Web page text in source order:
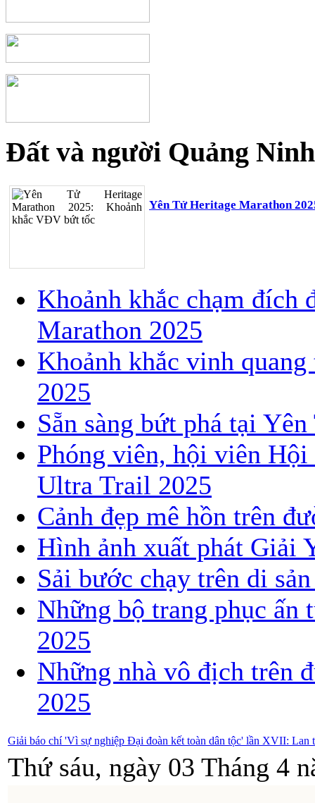
Đất và người Quảng Ninh
Yên Tử Heritage Marathon
Khoảnh khắc chạm đích
Marathon 2025
Khoảnh khắc vinh
2025
Sẵn sàng bứt phá tại
Phóng viên, hội viên
Ultra Trail 2025
Cảnh đẹp mê hồn trên
Hình ảnh xuất phát Giải
Sải bước chạy trên di
Những bộ trang phục
2025
Những nhà vô địch trên
2025
Giải báo chí 'Vì sự nghiệp Đại đoàn kết toàn dân tộc' lần XVII: Lan
Thứ sáu, ngày 03 Tháng 4